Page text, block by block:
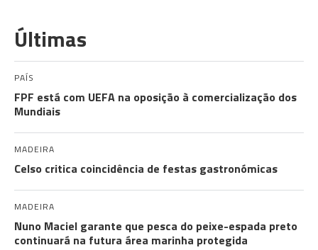
Últimas
PAÍS
FPF está com UEFA na oposição à comercialização dos
Mundiais
MADEIRA
Celso critica coincidência de festas gastronómicas
MADEIRA
Nuno Maciel garante que pesca do peixe-espada preto
continuará na futura área marinha protegida